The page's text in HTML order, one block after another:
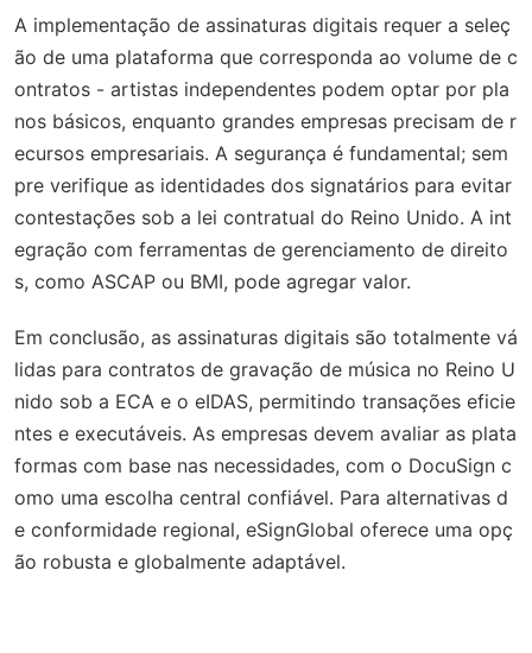
A implementação de assinaturas digitais requer a seleç
ão de uma plataforma que corresponda ao volume de c
ontratos - artistas independentes podem optar por pla
nos básicos, enquanto grandes empresas precisam de r
ecursos empresariais. A segurança é fundamental; sem
pre verifique as identidades dos signatários para evitar
contestações sob a lei contratual do Reino Unido. A int
egração com ferramentas de gerenciamento de direito
s, como ASCAP ou BMI, pode agregar valor.
Em conclusão, as assinaturas digitais são totalmente vá
lidas para contratos de gravação de música no Reino U
nido sob a ECA e o eIDAS, permitindo transações eficie
ntes e executáveis. As empresas devem avaliar as plata
formas com base nas necessidades, com o DocuSign c
omo uma escolha central confiável. Para alternativas d
e conformidade regional, eSignGlobal oferece uma opç
ão robusta e globalmente adaptável.